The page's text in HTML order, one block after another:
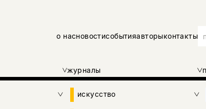
о насновостисобытияавторыконтакты
журналы
искусство